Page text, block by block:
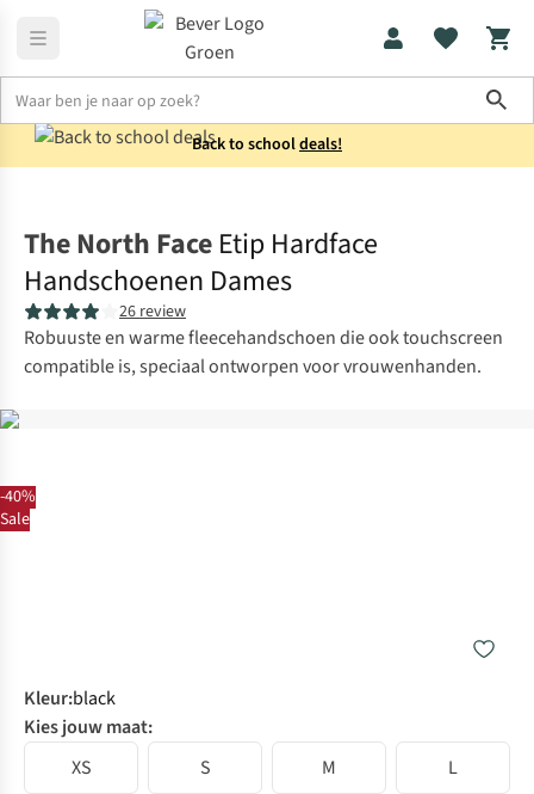
Back to schooldeals!
-40%
Sale
The North Face Etip Hardface
Handschoenen Dames
26 review
Robuuste en warme fleecehandschoen die ook touchscreen
compatible is, speciaal ontworpen voor vrouwenhanden.
Kleur:black
Kies jouw maat:
XS
S M
L